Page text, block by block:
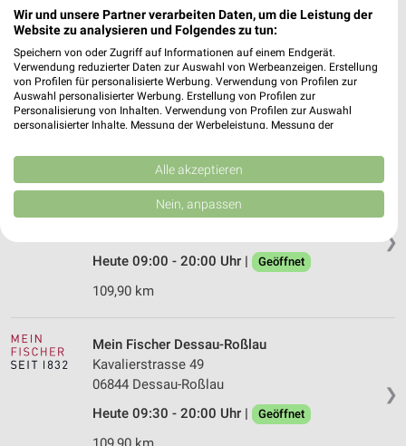
Takko Fashion Dessau-Roßlau
Luchplatz 1
06862 Dessau-Roßlau
Heute 09:00 - 19:00 Uhr | Geöffnet
❯
Pepco Dessau
Kavalierstraße 49
Heute 09:00 - 20:00 Uhr |
Geöffnet
109,90 km
❯
Mein Fischer Dessau-Roßlau
Kavalierstrasse 49
06844 Dessau-Roßlau
Heute 09:30 - 20:00 Uhr |
Geöffnet
Wir und unsere Partner verarbeiten Daten, um die Leistung der
Website zu analysieren und Folgendes zu tun:
Speichern von oder Zugriff auf Informationen auf einem Endgerät.
Verwendung reduzierter Daten zur Auswahl von Werbeanzeigen. Erstellung
von Profilen für personalisierte Werbung. Verwendung von Profilen zur
Auswahl personalisierter Werbung. Erstellung von Profilen zur
Personalisierung von Inhalten. Verwendung von Profilen zur Auswahl
personalisierter Inhalte. Messung der Werbeleistung. Messung der
Kombinationen von Daten aus verschiedenen Quellen. Entwicklung und
Verbesserung der Angebote. Verwendung reduzierter Daten zur Auswahl
von Inhalten.
Daten können außerhalb der Europäischen Union weitergegeben und in die
Website/App.
Partnerliste anzeigen (1 IAB-Anbieter)
Wir nutzen Ihre Daten für folgende Zwecke:
Speichern von oder Zugriff auf Informationen
auf einem Endgerät
Werbeanzeigen
Alle akzeptieren
Nein, anpassen